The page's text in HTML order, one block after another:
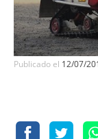
Publicado el 12/07/